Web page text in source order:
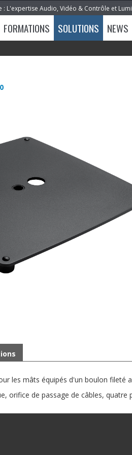
: L'expertise Audio, Vidéo & Contrôle et
FORMATIONS SOLUTIONS NEWS
les mâts équipés d'un boulon fileté
orifice de passage de câbles, quatre